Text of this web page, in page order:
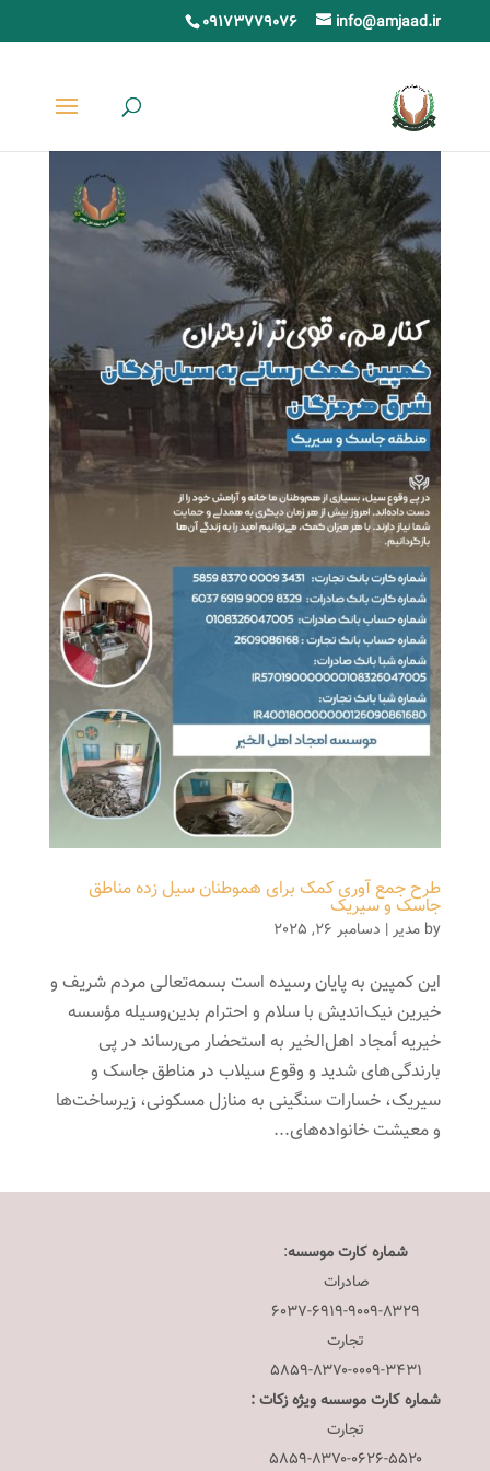
09173779076 info@amjaad.ir
طرح جمع آوری کمک برای هموطنان سیل زده مناطق
جاسک و سیریک
by مدیر| دسامبر 26, 2025
این کمپین به پایان رسیده است بسمه‌تعالی مردم شریف و
خیرین نیک‌اندیش با سلام و احترام بدین‌وسیله مؤسسه
خیریه أمجاد اهل‌الخیر به استحضار می‌رساند در پی
بارندگی‌های شدید و وقوع سیلاب در مناطق جاسک و
سیریک، خسارات سنگینی به منازل مسکونی، زیرساخت‌ها
و معیشت خانواده‌های...
شماره کارت موسسه:
صادرات
۶۰۳۷-۶۹۱۹-۹۰۰۹-۸۳۲۹
تجارت
۵۸۵۹-۸۳۷۰-۰۰۰۹-۳۴۳۱
شماره کارت موسسه ویژه زکات :
تجارت
۵۸۵۹-۸۳۷۰-۰۶۲۶-۵۵۲۰